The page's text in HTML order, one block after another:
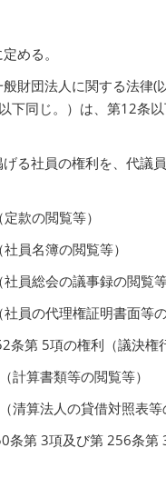
める。
財団法人に関する法律(
下同じ。）は、第12条
る社員の権利を、代議
款の閲覧等）
員名簿の閲覧等）
員総会の議事録の閲覧等
員の代理権証明書面等の
第 5項の権利（議決権
計算書類等の閲覧等）
清算法人の貸借対照表等
第 3項及び第 256条第